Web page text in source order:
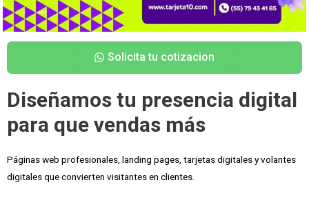
Solicita tu cotizacion
Diseñamos tu presencia digital
para que vendas más
Páginas web profesionales, landing pages, tarjetas digitales y volantes
digitales que convierten visitantes en clientes.